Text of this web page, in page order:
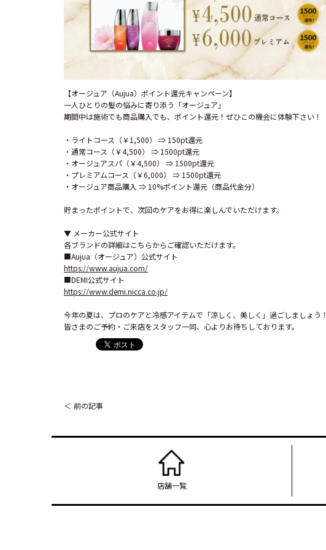
【オージュア（Aujua）ポイント還元キャンペーン】
一人ひとりの髪の悩みに寄り添う「オージュア」
期間中は施術でも商品購入でも、ポイント還元！ぜひこの機会に体験下さい！
・ライトコース（￥1,500） ⇒ 150pt還元
・通常コース（￥4,500） ⇒ 1500pt還元
・オージュアスパ（￥4,500） ⇒ 1500pt還元
・プレミアムコース（￥6,000） ⇒ 1500pt還元
・オージュア商品購入 ⇒ 10%ポイント還元（商品代金分）
貯まったポイントで、次回のケアをお得に楽しんでいただけます。
▼ メーカー公式サイト
各ブランドの詳細はこちらからご確認いただけます。
https://www.aujua.com/
https://www.demi.nicca.co.jp/
今年の夏は、プロのケアと冷感アイテムで「涼しく、美しく」過ごしましょう！
皆さまのご予約・ご来店をスタッフ一同、心よりお待ちしております。
前の記事
店舗一覧